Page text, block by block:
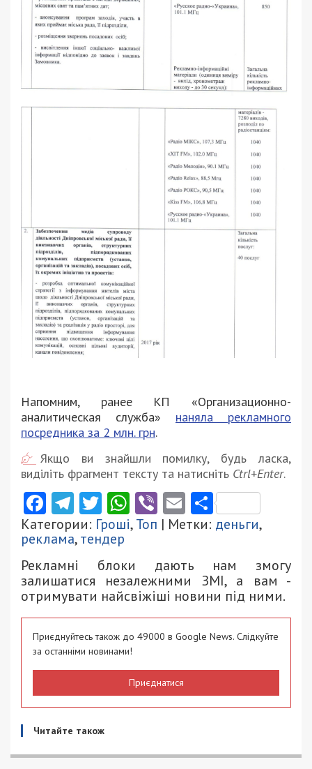
Напомним, ранее КП «Организационно-
аналитическая служба» наняла рекламного
посредника за 2 млн. грн.
Якщо ви знайшли помилку, будь ласка,
виділіть фрагмент тексту та натисніть Ctrl+Enter.
Facebook
Telegram
Twitter
WhatsApp
ViberEmail
Категории: Гроші,Топ | Метки: деньги,
реклама,тендер
Рекламні блоки дають нам змогу
залишатися незалежними ЗМІ, а вам -
отримувати найсвіжіші новини під ними.
Приєднуйтесь також до 49000 в Google News. Слідкуйте
за останніми новинами!
Приєднатися
Читайте також